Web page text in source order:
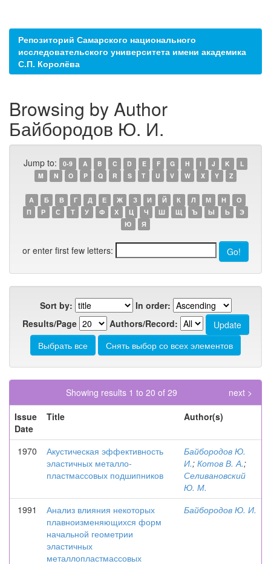
Репозиторий Самарского национального
исследовательского университета имени академика
С.П. Королёва
Browsing by Author
Байбородов Ю. И.
Jump to: 0-9 A B C D E F G H I J K
L
M
N O P Q R S T U V W X Y Z
А Б В Г Д Е Ж З И Й К Л М Н
О
П
Р С Т У Ф Х Ц Ч Ш Щ Ъ Ы Ь
Э
Ю
Я
or enter first few letters:
Sort by:
In order:
Results/Page
Authors/Record:
Showing results 1 to 20 of 29
next >
Issue
Date
Title Author(s)
1970
Акустическая эффективность
эластичных металло-
пластмассовых подшипников
Байбородов Ю.
И.; Котов В. А.;
Селивановский
Ю. М.
1991
Анализ влияния некоторых
плавноизменяющихся форм
начальной геометрии
эластичных
металлопластмассовых
Байбородов Ю. И.